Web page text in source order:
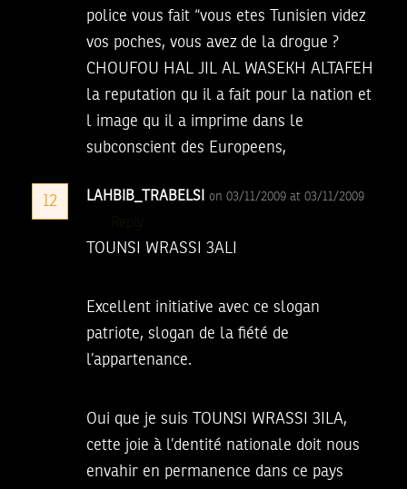
police vous fait “vous etes Tunisien videz
vos poches, vous avez de la drogue ?
CHOUFOU HAL JIL AL WASEKH ALTAFEH
la reputation qu il a fait pour la nation et
l image qu il a imprime dans le
subconscient des Europeens,
12 LAHBIB_TRABELSI on 03/11/2009 at 03/11/2009
TOUNSI WRASSI 3ALI
Excellent initiative avec ce slogan
patriote, slogan de la fiété de
l’appartenance.
Oui que je suis TOUNSI WRASSI 3ILA,
cette joie à l’dentité nationale doit nous
envahir en permanence dans ce pays